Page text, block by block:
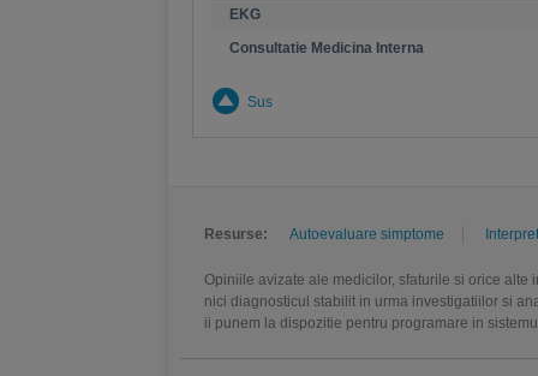
EKG
Consultatie Medicina Interna
Sus
Resurse: Autoevaluare simptome
Opiniile avizate ale medicilor, sfaturile si orice
nici diagnosticul stabilit in urma investigatiilor si
ii punem la dispozitie pentru programare in